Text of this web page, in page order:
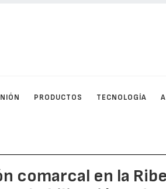
PRODUCTOS TECNOLOGÍA
comarcal en la